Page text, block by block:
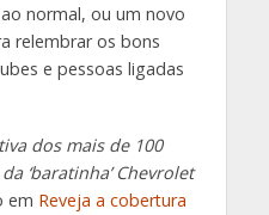
normal, ou um novo
relembrar os bons
e pessoas ligadas
dos mais de 100
‘baratinha’ Chevrolet
em Reveja a cobertura